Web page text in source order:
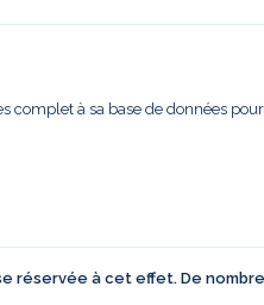
complet à sa base de données
réservée à cet effet. De